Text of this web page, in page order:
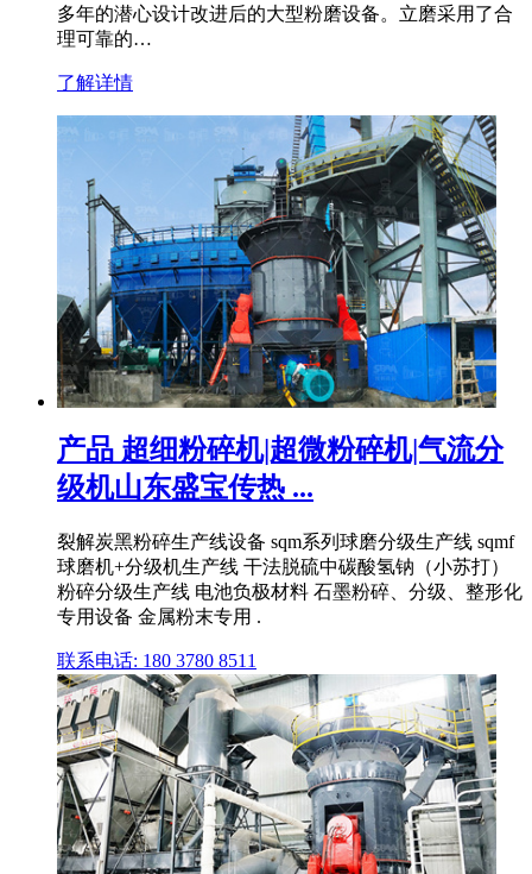
多年的潜心设计改进后的大型粉磨设备。立磨采用了合
理可靠的…
了解详情
产品 超细粉碎机|超微粉碎机|气流分
级机山东盛宝传热 ...
裂解炭黑粉碎生产线设备 sqm系列球磨分级生产线 sqmf
球磨机+分级机生产线 干法脱硫中碳酸氢钠（小苏打）
粉碎分级生产线 电池负极材料 石墨粉碎、分级、整形化
专用设备 金属粉末专用 .
联系电话: 180 3780 8511